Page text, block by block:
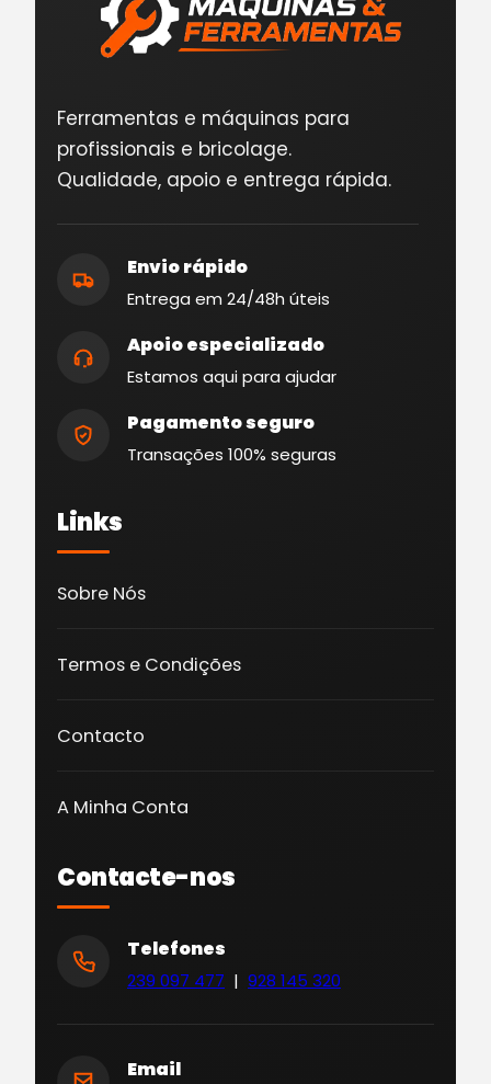
Ferramentas e máquinas para
profissionais e bricolage.
Qualidade, apoio e entrega rápida.
Envio rápido
Entrega em 24/48h úteis
Apoio especializado
Estamos aqui para ajudar
Pagamento seguro
Transações 100% seguras
Links
Sobre Nós
Termos e Condições
Contacto
A Minha Conta
Contacte-nos
Telefones
239 097 477 | 928 145 320
Email